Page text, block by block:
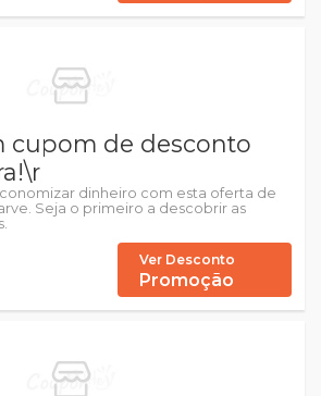
cupom de desconto
dinheiro com esta oferta de
Seja o primeiro a descobrir as
Ver Desconto
Promoção